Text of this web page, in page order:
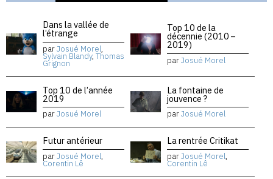
Dans la vallée de
l’étrange
parJosué Morel,
Sylvain Blandy, Thomas
Grignon
Top 10 de la
décennie (2010 –
2019)
parJosué Morel
Top 10 de l’année
2019
parJosué Morel
La fontaine de
jouvence ?
parJosué Morel
Futur antérieur
parJosué Morel,
Corentin Lê
La rentrée Critikat
parJosué Morel,
Corentin Lê